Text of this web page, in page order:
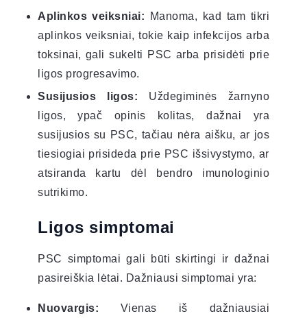
Aplinkos veiksniai: Manoma, kad tam tikri
aplinkos veiksniai, tokie kaip infekcijos arba
toksinai, gali sukelti PSC arba prisidėti prie
ligos progresavimo.
Susijusios ligos: Uždegiminės žarnyno
ligos, ypač opinis kolitas, dažnai yra
susijusios su PSC, tačiau nėra aišku, ar jos
tiesiogiai prisideda prie PSC išsivystymo, ar
atsiranda kartu dėl bendro imunologinio
sutrikimo.
Ligos simptomai
PSC simptomai gali būti skirtingi ir dažnai
pasireiškia lėtai. Dažniausi simptomai yra:
Nuovargis: Vienas iš dažniausiai